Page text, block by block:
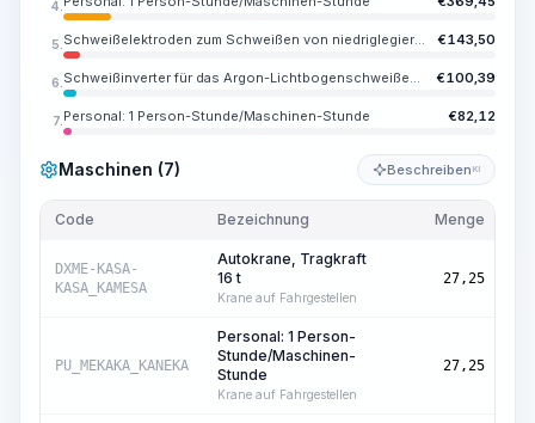
4.
5. Schweißelektroden zum Schweißen von niedriglegierten und kohlenstoffhaltigen Stählen E55, Durchmesser 4 mm €143,50
6. Schweißinverter für das Argon-Lichtbogenschweißen, dreiphasig, maximaler Schweißstrom 500 A €100,39
7. Personal: 1 Person-Stunde/Maschinen-Stunde €82,12
Maschinen (7) Beschreiben KI
Code Bezeichnung Menge
DXME-KASA-
KASA_KAMESA
Autokrane, Tragkraft
16 t
Krane auf Fahrgestellen
27,25
PU_MEKAKA_KANEKA
Personal: 1 Person-
Stunde/Maschinen-
Stunde
Krane auf Fahrgestellen
27,25